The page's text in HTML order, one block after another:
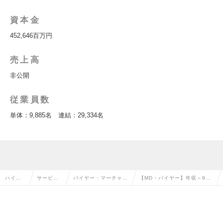
資本金
452,646百万円
売上高
非公開
従業員数
単体：9,885名 連結：29,334名
ハイク サービ バイヤー・マーチャン 【MD・バイヤー】年収～900